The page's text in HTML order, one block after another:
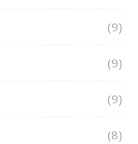
(9)
(9)
(9)
(8)